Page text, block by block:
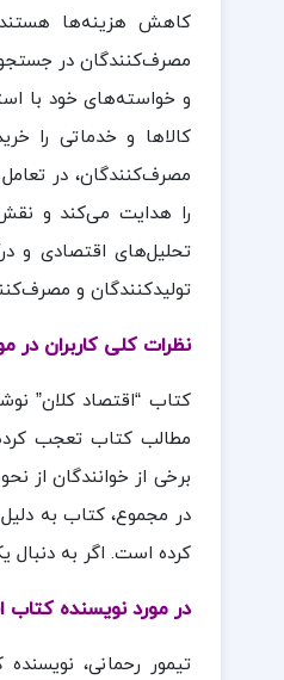
کاهش هزینه‌ها هستند
مصرف‌کنندگان در
و خواسته‌های خود با
کالاها و خدماتی را
مصرف‌کنندگان، در
را هدایت می‌کند و
تحلیل‌های اقتصادی و
تولیدکنندگان و
نظرات کلی کاربران در
کتاب “اقتصاد کلان”
مطالب کتاب تعجب
برخی از خوانندگان از
در مجموع، کتاب به
کرده است. اگر به
در مورد نویسنده کتاب
تیمور رحمانی،